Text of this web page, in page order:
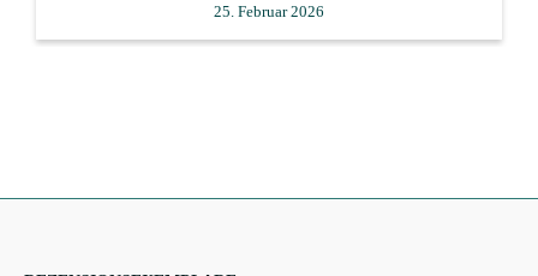
25. Februar 2026